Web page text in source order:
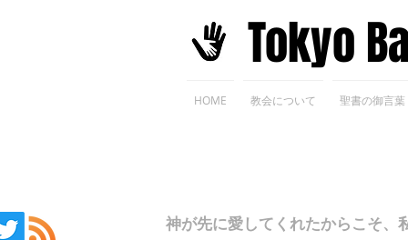
​Tokyo
HOME 教会について 聖書の御言葉
神が先に愛してくれたからこそ、